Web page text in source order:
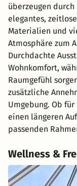
überzeugen
elegantes,
Materialien und
Atmosphäre zum
Durchdachte
Wohnkomfort,
Raumgefühl
zusätzliche
Umgebung. Ob
einen längeren
passenden
Wellness &